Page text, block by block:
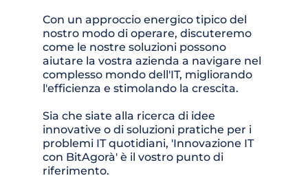
Con un approccio energico tipico del
nostro modo di operare, discuteremo
come le nostre soluzioni possono
aiutare la vostra azienda a navigare nel
complesso mondo dell'IT, migliorando
l'efficienza e stimolando la crescita.
Sia che siate alla ricerca di idee
innovative o di soluzioni pratiche per i
problemi IT quotidiani, 'Innovazione IT
con BitAgorà' è il vostro punto di
riferimento.